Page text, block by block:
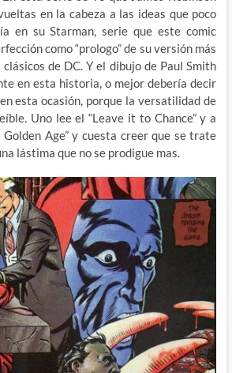
en la cabeza a las ideas que poco
en su Starman, serie que este comic
como “prologo” de su versión más
de DC. Y el dibujo de Paul Smith
en esta historia, o mejor debería decir
esta ocasión, porque la versatilidad de
Uno lee el “Leave it to Chance” y a
Golden Age” y cuesta creer que se trate
lástima que no se prodigue mas.